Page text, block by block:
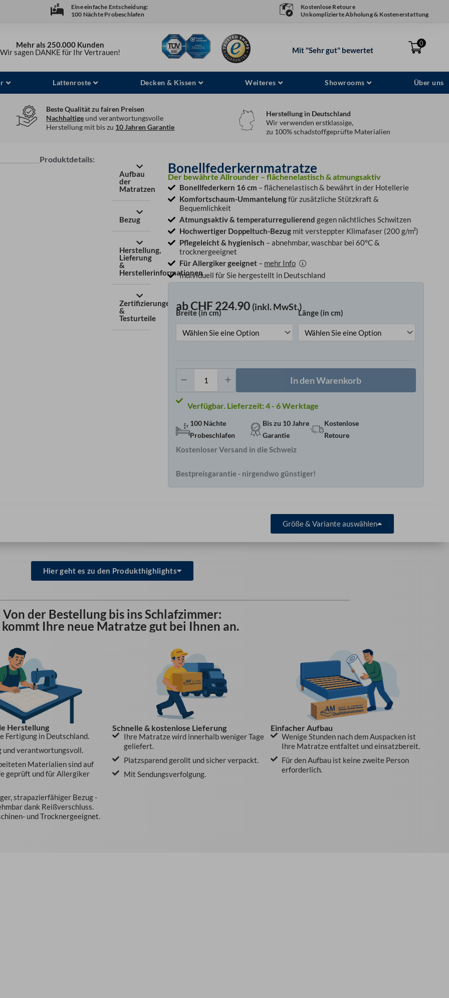
Eine einfache Entscheidung:
100 Nächte Probeschlafen
Kostenlose Retoure
Unkomplizierte Abholung & Kostenerstattung
Mehr als 250.000 Kunden
Wir sagen DANKE für Ihr Vertrauen!
Mit "Sehr gut" bewertet
0
Lattenroste Decken & Kissen Weiteres Showrooms Über uns
Beste Qualität zu fairen Preisen
Nachhaltige und verantwortungsvolle
Herstellung mit bis zu 10 Jahren Garantie
Herstellung in Deutschland
Wir verwenden erstklassige,
zu 100% schadstoffgeprüfte Materialien
Produktdetails:
Aufbau
der
Matratzen
Bezug
Herstellung,
Lieferung
&
Herstellerinformationen
Zertifizierungen
&
Testurteile
Bonellfederkernmatratze
Der bewährte Allrounder – flächenelastisch & atmungsaktiv
Bonellfederkern 16 cm – flächenelastisch & bewährt in der Hotellerie
Komfortschaum-Ummantelungfür zusätzliche Stützkraft &
Bequemlichkeit
Atmungsaktiv & temperaturregulierend gegen nächtliches Schwitzen
Hochwertiger Doppeltuch-Bezug mit versteppter Klimafaser (200 g/m²)
Pflegeleicht & hygienisch – abnehmbar, waschbar bei 60°C &
trocknergeeignet
Für Allergiker geeignet – mehr Info
Individuell für Sie hergestellt in Deutschland
abCHF224.90 (inkl. MwSt.)
Breite (in cm) Länge (in cm)
Bonellfederkernmatratze
In den Warenkorb
Lieferzeit:4 - 6 Werktage
100 Nächte
Probeschlafen
Bis zu 10 Jahre
Garantie
Kostenlose
Retoure
Kostenloser Versand in die Schweiz
Bestpreisgarantie - nirgendwo günstiger!
Größe & Variante auswählen
Hier geht es zu den Produkthighlights
Von der Bestellung bis ins Schlafzimmer:
kommt Ihre neue Matratze gut bei Ihnen an.
Herstellung
Fertigung in Deutschland.
und verantwortungsvoll.
Materialien sind auf
geprüft und für Allergiker
strapazierfähiger Bezug -
dank Reißverschluss.
und Trocknergeeignet.
Schnelle & kostenlose Lieferung
Ihre Matratze wird innerhalb weniger Tage
geliefert.
Platzsparend gerollt und sicher verpackt.
Mit Sendungsverfolgung.
Einfacher Aufbau
Wenige Stunden nach dem Auspacken ist
Ihre Matratze entfaltet und einsatzbereit.
Für den Aufbau ist keine zweite Person
erforderlich.